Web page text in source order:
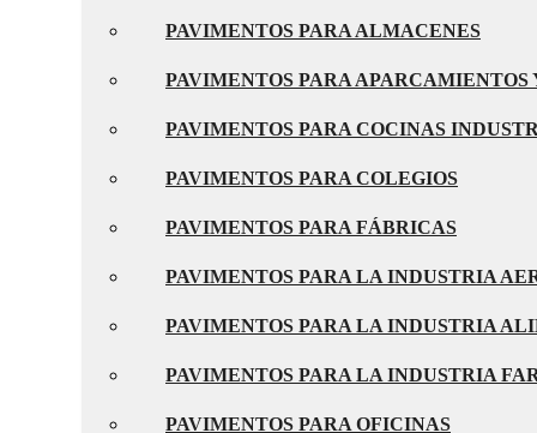
PAVIMENTOS PARA ALMACENES
PAVIMENTOS PARA APARCAMIENTOS
PAVIMENTOS PARA COCINAS
PAVIMENTOS PARA COLEGIOS
PAVIMENTOS PARA FÁBRICAS
PAVIMENTOS PARA LA INDUSTRIA
PAVIMENTOS PARA LA INDUSTRIA
PAVIMENTOS PARA LA INDUSTRIA
PAVIMENTOS PARA OFICINAS